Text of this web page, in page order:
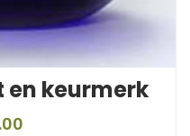
en keurmerk